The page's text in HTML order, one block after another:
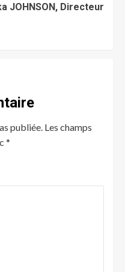
JOHNSON, Directeur
publiée. Les champs
*